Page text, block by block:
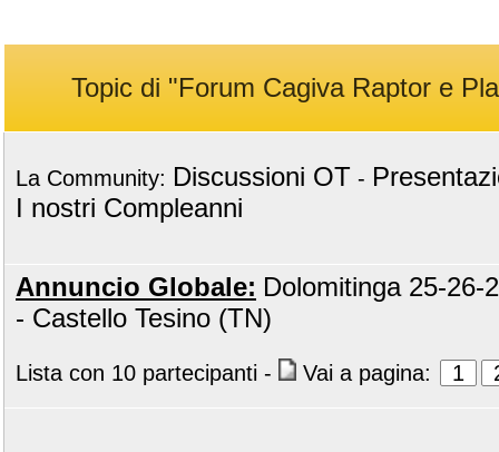
Topic di "Forum Cagiva Raptor e
La Community: Discussioni OT -
I nostri Compleanni
Annuncio Globale: Dolomitinga 25-26-
- Castello Tesino (TN)
Lista con 10 partecipanti - Vai a pagina: 1